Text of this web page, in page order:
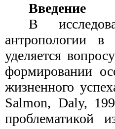
Введение
В
антропологии
уделяется
формировании
жизненного
Salmon, Daly,
проблематикой